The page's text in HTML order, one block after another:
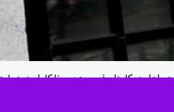
ادامه کارزار فرسوده و